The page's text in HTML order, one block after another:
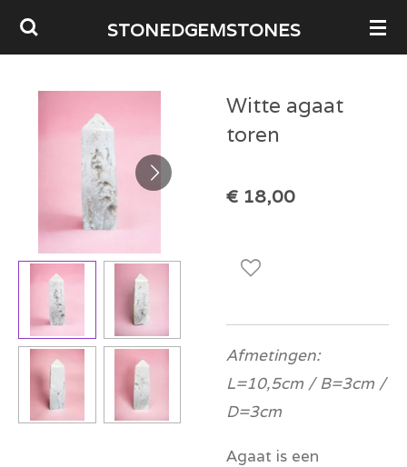
Ga
direct
hoofdinhoud
STONEDGEMSTONES
Witte agaat
toren
€ 18,00
Afmetingen:
L=10,5cm / B=3cm /
D=3cm
Agaat is een